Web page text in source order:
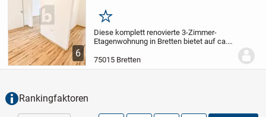
6
Merken
Diese komplett renovierte 3-Zimmer-
Etagenwohnung in Bretten bietet auf ca.
für Paare, kleine Familien oder alle, die
Komfort und Freizeit schätzen: Balkon
75015 Bretten
Rankingfaktoren